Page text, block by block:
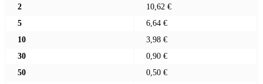
2
10,62 €
5
6,64 €
10
3,98 €
30
0,90 €
50
0,50 €